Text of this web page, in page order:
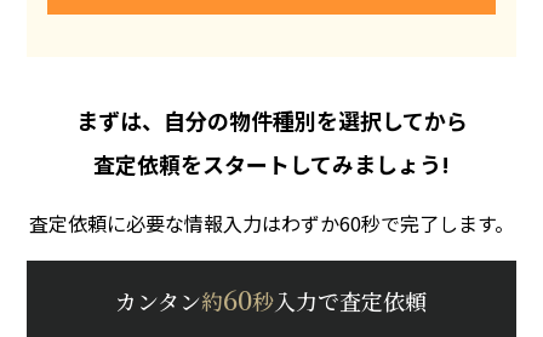
まずは、自分の物件種別を選択してから
査定依頼をスタートしてみましょう!
査定依頼に必要な情報入力はわずか60秒で完了します。
カンタン約60秒入力で査定依頼